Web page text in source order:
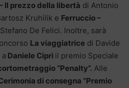
Il prezzo della libertà di Antonio
Kruhilik e Ferruccio –
De Felici. Inoltre, sarà
La viaggiatrice di Davide
Daniele Ciprì il premio Speciale
“Penalty”. Alle
di consegna “Premio